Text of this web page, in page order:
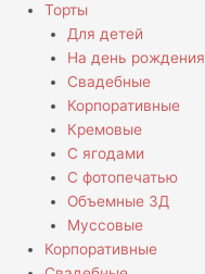
Торты
Для детей
На день рождения
Свадебные
Корпоративные
Кремовые
С ягодами
С фотопечатью
Объемные 3Д
Муссовые
Корпоративные